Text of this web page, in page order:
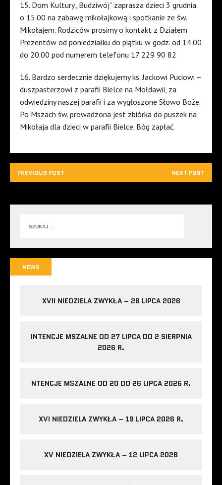
15. Dom Kultury „Budziwój” zaprasza dzieci 3 grudnia
o 15.00 na zabawę mikołajkową i spotkanie ze św.
Mikołajem. Rodziców prosimy o kontakt z Działem
Prezentów od poniedziałku do piątku w godz. od 14.00
do 20.00 pod numerem telefonu 17 229 90 82
16. Bardzo serdecznie dziękujemy ks. Jackowi Puciowi –
duszpasterzowi z parafii Bielce na Mołdawii, za
odwiedziny naszej parafii i za wygłoszone Słowo Boże.
Po Mszach św. prowadzona jest zbiórka do puszek na
Mikołaja dla dzieci w parafii Bielce. Bóg zapłać.
PREVIOUS POST NEXT POST
NEWS
XVII NIEDZIELA ZWYKŁA – 26 LIPCA 2026
INTENCJE MSZALNE OD 27 LIPCA DO 2 SIERPNIA
2026 R.
NTENCJE MSZALNE OD 20 DO 26 LIPCA 2026 R.
XVI NIEDZIELA ZWYKŁA – 19 LIPCA 2026 R.
XV NIEDZIELA ZWYKŁA – 12 LIPCA 2026